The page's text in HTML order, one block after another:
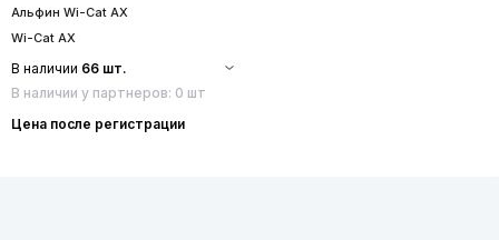
Альфин Wi-Cat AX
Wi-Cat AX
В наличии 66 шт.
В наличии у партнеров: 0 шт
Цена после регистрации